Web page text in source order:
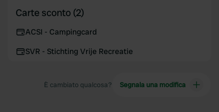
Carte sconto (2)
ACSI - Campingcard
SVR - Stichting Vrije Recreatie
È cambiato qualcosa? Segnala una modifica